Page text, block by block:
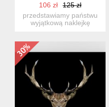
106 zł
125 zł
przedstawiamy państwu
wyjątkową naklejkę